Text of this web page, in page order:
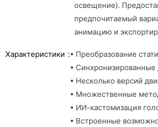
освещение).
предпочитаемый
анимацию и
Характеристики
• Преобразование
•
• Несколько версий
• Множественные
• ИИ-кастомизация
• Встроенные